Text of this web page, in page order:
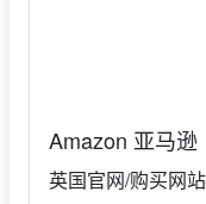
Amazon 亚马逊
英国官网/购买网站